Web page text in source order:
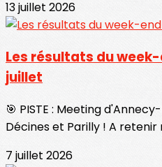
13 juillet 2026
Les résultats du
juillet
🎯 PISTE : Meeting
Décines et Parilly ! A retenir
7 juillet 2026